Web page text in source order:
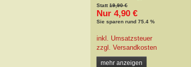
Statt19,90 €
Nur 4,90 €
Sie sparen rund 75.4 %
inkl. Umsatzsteuer
zzgl. Versandkosten
mehr anzeigen